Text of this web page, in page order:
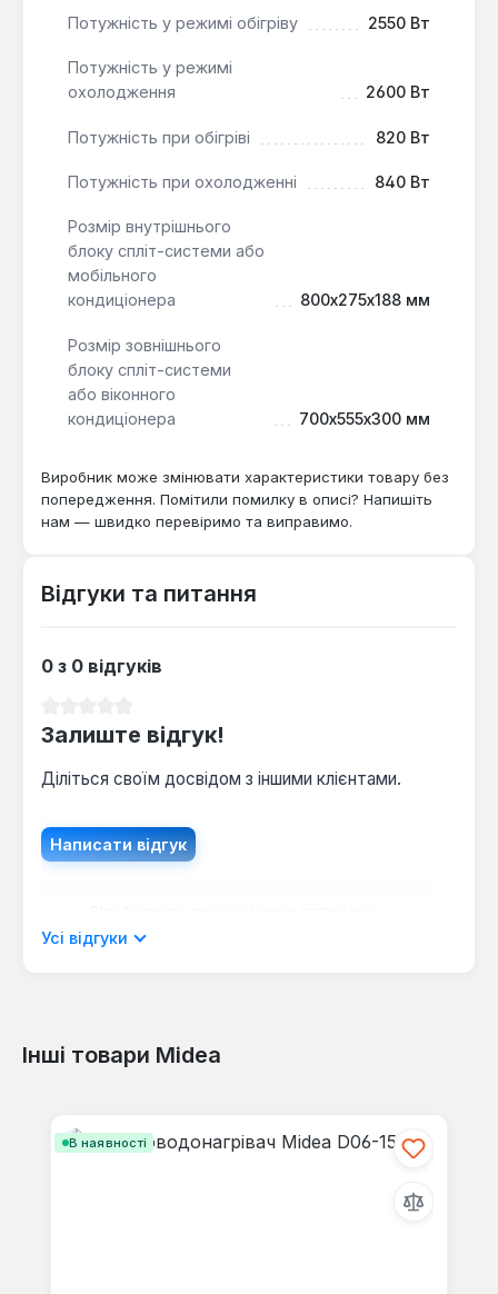
температурні значення для забезпечення
Всесезонна експлуатація
Низькотемпературний комплект дозволяє
кондиціонеру ефективно працювати в режимі
зовнішнього повітря.
Ця модель є універсальним рішенням для квартир,
невеликих офісів та інших приміщень, де важливі
не тільки температурний комфорт, але й якість
широкому діапазоні зовнішніх температур.
Потужність у режимі обігріву 2550 Вт
Потужність у режимі
охолодження
2600 Вт
Потужність при обігріві 820 Вт
Потужність при охолодженні 840 Вт
Розмір внутрішнього
блоку спліт-системи або
мобільного
кондиціонера
800х275х188 мм
Розмір зовнішнього
блоку спліт-системи
або віконного
кондиціонера
700x555x300 мм
Виробник може змінювати характеристики товару без
попередження. Помітили помилку в описі? Напишіть
нам — швидко перевіримо та виправимо.
Відгуки та питання
0 з 0 відгуків
Залиште відгук!
Діліться своїм досвідом з іншими клієнтами.
Написати відгук
мовою.
Відгуків не знайдено. Поділіться
Усі відгуки
Інші товари Midea
В наявності